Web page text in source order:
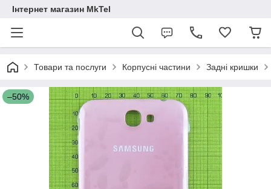
Інтернет магазин MkTel
Товари та послуги Корпусні частини Задні кришки
–50%